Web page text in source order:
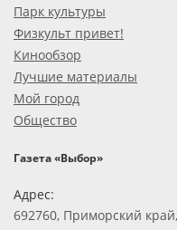
Парк культуры
Физкульт привет!
Кинообзор
Лучшие материалы
Мой город
Общество
Газета «Выбор»
Адрес:
692760, Приморский